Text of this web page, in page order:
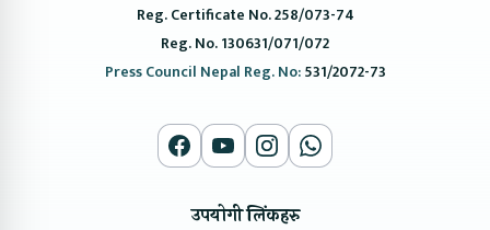
Reg. Certificate No. 258/073-74
Reg. No. 130631/071/072
Press Council Nepal Reg. No:531/2072-73
उपयोगी लिंकहरु